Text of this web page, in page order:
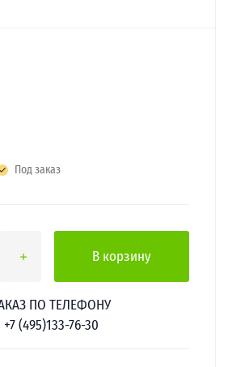
Под заказ
В корзину
ПО ТЕЛЕФОНУ
+7 (495)133-76-30